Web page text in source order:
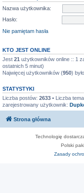
Nazwa użytkownika:
Hasło:
Nie pamiętam hasła
KTO JEST ONLINE
Jest 21 użytkowników online :: 1
ostatnich 5 minut)
Najwięcej użytkowników (950)
STATYSTYKI
Liczba postów: 2633 • Liczba
zarejestrowany użytkownik:
Strona główna
Technologię
Polski
Zasady